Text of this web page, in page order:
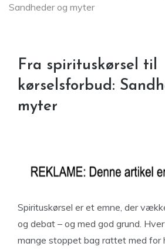
Sandheder og myter
Fra spirituskørsel til
kørselsforbud:
myter
Spirituskørsel er et emne, der
og debat – og med god grund.
mange stoppet bag rattet med for